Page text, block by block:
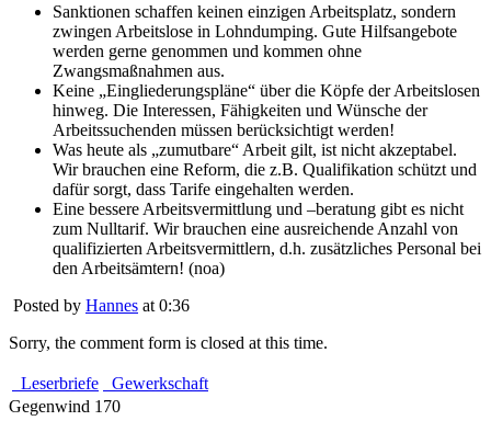
Sanktionen schaffen keinen einzigen Arbeitsplatz, sondern
zwingen Arbeitslose in Lohndumping. Gute Hilfsangebote
werden gerne genommen und kommen ohne
Zwangsmaßnahmen aus.
Keine „Eingliederungspläne“ über die Köpfe der Arbeitslosen
hinweg. Die Interessen, Fähigkeiten und Wünsche der
Arbeitssuchenden müssen berücksichtigt werden!
Was heute als „zumutbare“ Arbeit gilt, ist nicht akzeptabel.
Wir brauchen eine Reform, die z.B. Qualifikation schützt und
dafür sorgt, dass Tarife eingehalten werden.
Eine bessere Arbeitsvermittlung und –beratung gibt es nicht
zum Nulltarif. Wir brauchen eine ausreichende Anzahl von
qualifizierten Arbeitsvermittlern, d.h. zusätzliches Personal bei
den Arbeitsämtern! (noa)
Posted by Hannes at 0:36
Sorry, the comment form is closed at this time.
Leserbriefe
Gewerkschaft
Gegenwind 170